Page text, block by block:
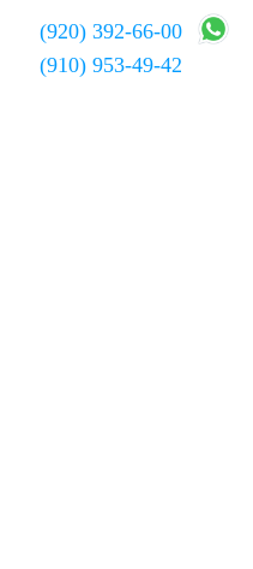
(920) 392-66-00
(910) 953-49-42